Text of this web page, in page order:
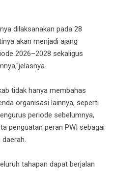
dilaksanakan pada 28
akan menjadi ajang
2026–2028 sekaligus
tidak hanya membahas
organisasi lainnya, seperti
periode sebelumnya,
penguatan peran PWI sebagai
tahapan dapat berjalan